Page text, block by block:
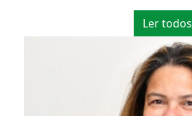
Ler todos